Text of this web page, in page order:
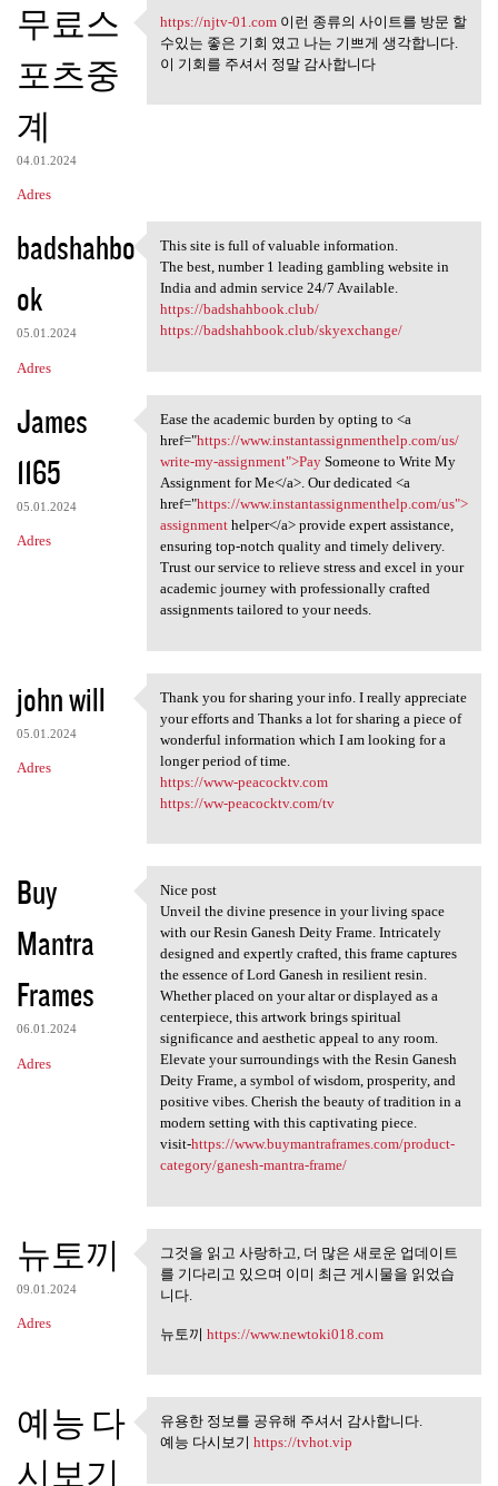
무료스
포츠중
계
04.01.2024
Adres
https://njtv-01.com 이런 종류의
https://njtv-01.com이런 종류의 사이트를 방문 할
수있는 좋은 기회 였고 나는 기쁘게 생각합니다.
이 기회를 주셔서 정말 감사합니다
badshahbo
ok
05.01.2024
Adres
This site is full of valuable
This site is full of valuable information.
The best, number 1 leading gambling website in
India and admin service 24/7 Available.
https://badshahbook.club/
https://badshahbook.club/skyexchange/
James
1165
05.01.2024
Adres
Ease the academic burden by
Ease the academic burden by opting to <a
href="https://www.instantassignmenthelp.com/us/
write-my-assignment">PaySomeone to Write My
Assignment for Me</a>. Our dedicated <a
href="https://www.instantassignmenthelp.com/us">
assignmenthelper</a> provide expert assistance,
ensuring top-notch quality and timely delivery.
Trust our service to relieve stress and excel in your
academic journey with professionally crafted
assignments tailored to your needs.
john will
05.01.2024
Adres
Thank you for sharing your
Thank you for sharing your info. I really appreciate
your efforts and Thanks a lot for sharing a piece of
wonderful information which I am looking for a
longer period of time.
https://www-peacocktv.com
https://ww-peacocktv.com/tv
Buy
Mantra
Frames
06.01.2024
Adres
Nice post
Nice post
Unveil the divine presence in your living space
with our Resin Ganesh Deity Frame. Intricately
designed and expertly crafted, this frame captures
the essence of Lord Ganesh in resilient resin.
Whether placed on your altar or displayed as a
centerpiece, this artwork brings spiritual
significance and aesthetic appeal to any room.
Elevate your surroundings with the Resin Ganesh
Deity Frame, a symbol of wisdom, prosperity, and
positive vibes. Cherish the beauty of tradition in a
modern setting with this captivating piece.
visit-https://www.buymantraframes.com/product-
category/ganesh-mantra-frame/
뉴토끼
09.01.2024
Adres
그것을 읽고 사랑하고, 더 많은 새
로운 업데이트를
그것을 읽고 사랑하고, 더 많은 새로운 업데이트
를 기다리고 있으며 이미 최근 게시물을 읽었습
니다.
뉴토끼 https://www.newtoki018.com
예능 다
시보기
유용한 정보를 공유해 주셔서 감
유용한 정보를 공유해 주셔서 감사합니다.
예능 다시보기 https://tvhot.vip